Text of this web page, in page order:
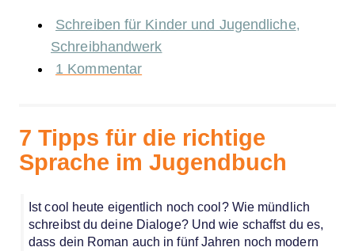
Schreiben für Kinder und Jugendliche,
Schreibhandwerk
1 Kommentar
7 Tipps für die richtige
Sprache im Jugendbuch
Ist cool heute eigentlich noch cool? Wie mündlich
schreibst du deine Dialoge? Und wie schaffst du es,
dass dein Roman auch in fünf Jahren noch modern